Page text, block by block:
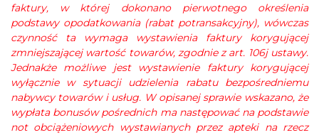
faktury, w której dokonano pierwotnego określenia
podstawy opodatkowania (rabat potransakcyjny), wówczas
czynność ta wymaga wystawienia faktury korygującej
zmniejszającej wartość towarów, zgodnie z art. 106j ustawy.
Jednakże możliwe jest wystawienie faktury korygującej
wyłącznie w sytuacji udzielenia rabatu bezpośredniemu
nabywcy towarów i usług. W opisanej sprawie wskazano, że
wypłata bonusów pośrednich ma następować na podstawie
not obciążeniowych wystawianych przez apteki na rzecz